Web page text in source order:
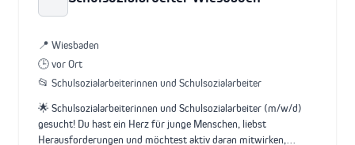
📍 Wiesbaden
🕒 vor Ort
📂 Schulsozialarbeiterinnen und Schulsozialarbeiter
🌟 Schulsozialarbeiterinnen und Schulsozialarbeiter (m/w/d)
gesucht! Du hast ein Herz für junge Menschen, liebst
Herausforderungen und möchtest aktiv daran mitwirken,…